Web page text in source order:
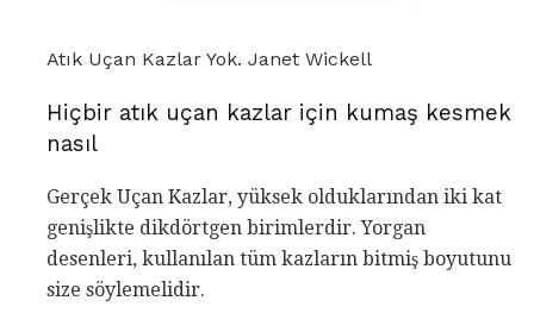
Atık Uçan Kazlar Yok. Janet Wickell
Hiçbir atık uçan kazlar için kumaş kesmek
nasıl
Gerçek Uçan Kazlar, yüksek olduklarından iki kat
genişlikte dikdörtgen birimlerdir. Yorgan
desenleri, kullanılan tüm kazların bitmiş boyutunu
size söylemelidir.